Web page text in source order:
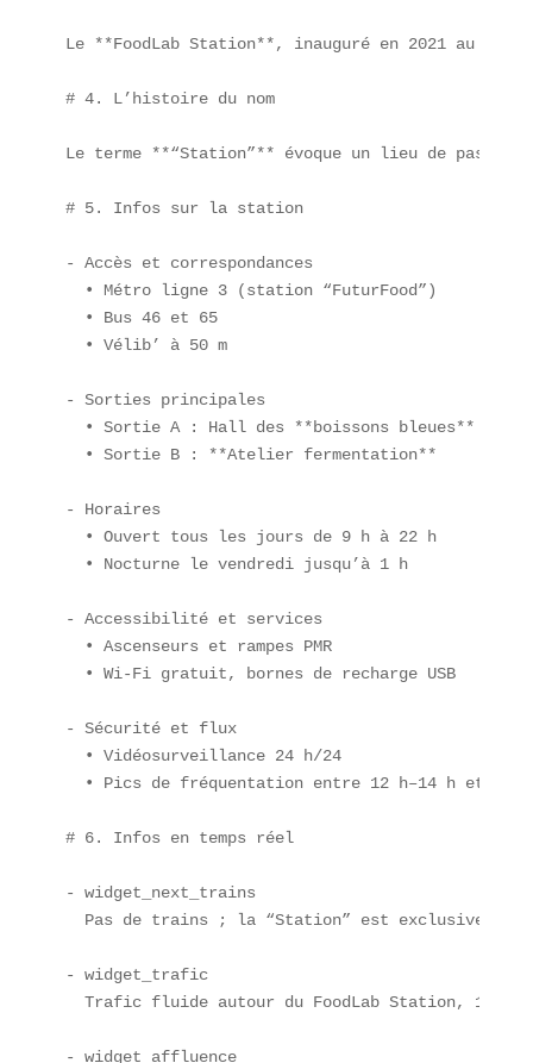
Le **FoodLab Station**, inauguré en 2021 au
# 4. L’histoire du nom
Le terme **“Station”** évoque un lieu de
# 5. Infos sur la station
- Accès et correspondances
  • Métro ligne 3 (station “FuturFood”)
  • Bus 46 et 65
  • Vélib’ à 50 m
- Sorties principales
  • Sortie A : Hall des **boissons bleues**
  • Sortie B : **Atelier fermentation**
- Horaires
  • Ouvert tous les jours de 9 h à 22 h
  • Nocturne le vendredi jusqu’à 1 h
- Accessibilité et services
  • Ascenseurs et rampes PMR
  • Wi-Fi gratuit, bornes de recharge USB
- Sécurité et flux
  • Vidéosurveillance 24 h/24
• Pics de fréquentation entre 12 h–14 h et 18
# 6. Infos en temps réel
- widget_next_trains
Pas de trains ; la “Station” est exclusivement
- widget_trafic
Trafic fluide autour du FoodLab Station, 10 %
- widget_affluence